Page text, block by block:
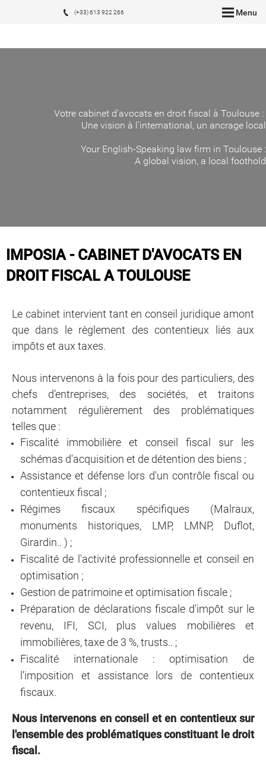
Menu
(+33) 613 922 266
Votre cabinet d'avocats en droit fiscal à Toulouse :
Une vision à l'international, un ancrage local
Your English-Speaking law firm in Toulouse :
A global vision, a local foothold
IMPOSIA - CABINET D'AVOCATS EN
DROIT FISCAL A TOULOUSE
Le cabinet intervient tant en conseil juridique amont
que dans le règlement des contentieux liés aux
impôts et aux taxes.
​​​​​​​Nous intervenons à la fois pour des particuliers, des
chefs d’entreprises, des sociétés, et traitons
notamment régulièrement des problématiques
telles que :
Fiscalité immobilière et conseil fiscal sur les
schémas d'acquisition et de détention des biens ;
Assistance et défense lors d'un contrôle fiscal ou
contentieux fiscal ;
Régimes fiscaux spécifiques (Malraux,
monuments historiques, LMP, LMNP, Duflot,
Girardin.. ) ;
Fiscalité de l'activité professionnelle et conseil en
optimisation ;
Gestion de patrimoine et optimisation fiscale ;
Préparation de déclarations fiscale d'impôt sur le
revenu, IFI, SCI, plus values mobilières et
immobilières, taxe de 3 %, trusts.. ;
Fiscalité internationale : optimisation de
l'imposition et assistance lors de contentieux
fiscaux.
Nous intervenons en conseil et en contentieux sur
l'ensemble des problématiques constituant le droit
fiscal.